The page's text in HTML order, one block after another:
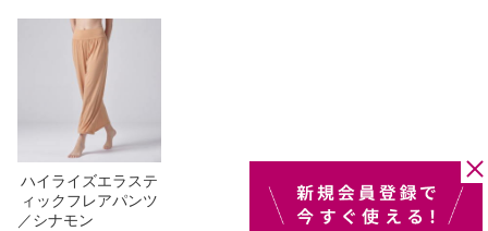
ハイライズエラステ
ィックフレアパンツ
／シナモン